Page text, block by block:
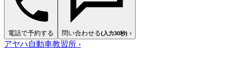
電話で予約する 問い合わせる(入力30秒) ›
アヤハ自動車教習所 ›